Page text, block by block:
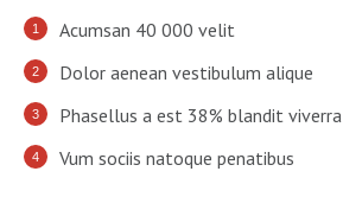
Acumsan 40 000 velit
Dolor aenean vestibulum alique
Phasellus a est 38% blandit viverra
Vum sociis natoque penatibus